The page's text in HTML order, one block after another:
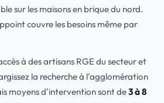
sur les maisons en brique du nord.
couvre les besoins même par
à des artisans RGE du secteur et
la recherche à l'agglomération
moyens d'intervention sont de3 à 8